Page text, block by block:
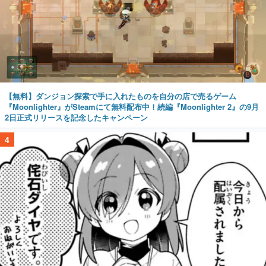
【無料】ダンジョン探索で手に入れたものを自分の店で売るゲーム
『Moonlighter』がSteamにて無料配布中！続編『Moonlighter 2』の9月
2日正式リリースを記念したキャンペーン
4